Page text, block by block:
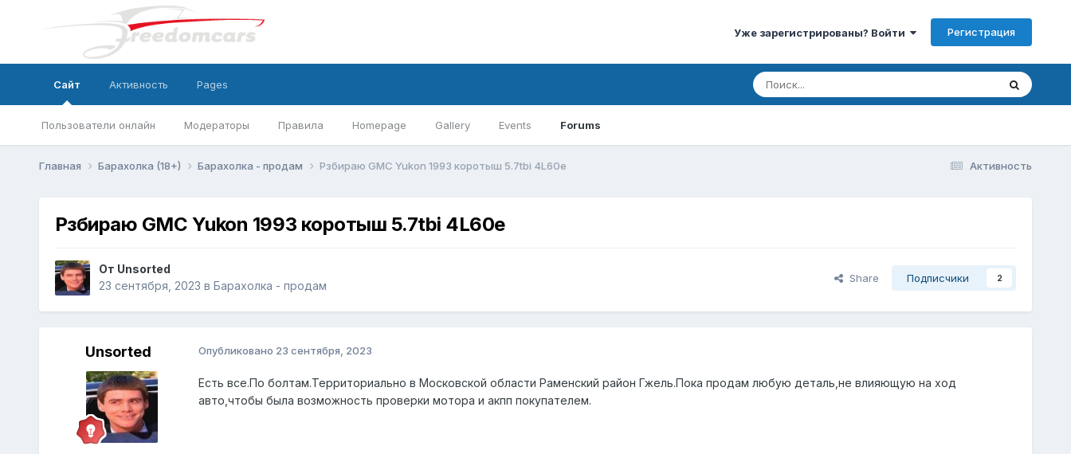
Уже зарегистрированы? Войти Регистрация
Сайт
Пользователи онлайн Модераторы Правила Homepage Gallery Events Forums
Активность Pages
Активность
Главная Барахолка (18+) Барахолка - продам Рзбираю GMC Yukon 1993 коротыш 5.7tbi 4L60e
Рзбираю GMC Yukon 1993 коротыш 5.7tbi 4L60e
От Unsorted
23 сентября, 2023 в Барахолка - продам
Share Подписчики 2
Unsorted Опубликовано 23 сентября, 2023
Есть все.По болтам.Территориально в Московской области Раменский район Гжель.Пока продам любую деталь,не влияющую на ход
авто,чтобы была возможность проверки мотора и акпп покупателем.